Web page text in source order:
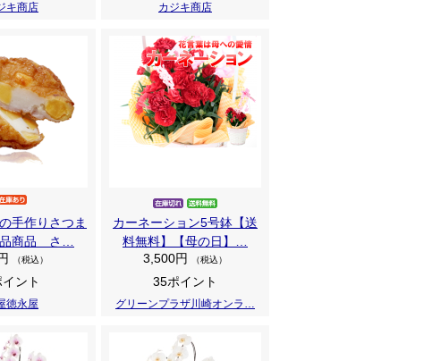
キ商店 カジキ商店
手作りさつま
商品 さ…
（税込）
ント
徳永屋
カーネーション5号鉢【送
料無料】【母の日】…
3,500円
（税込）
35ポイント
グリーンプラザ川崎オンラ…